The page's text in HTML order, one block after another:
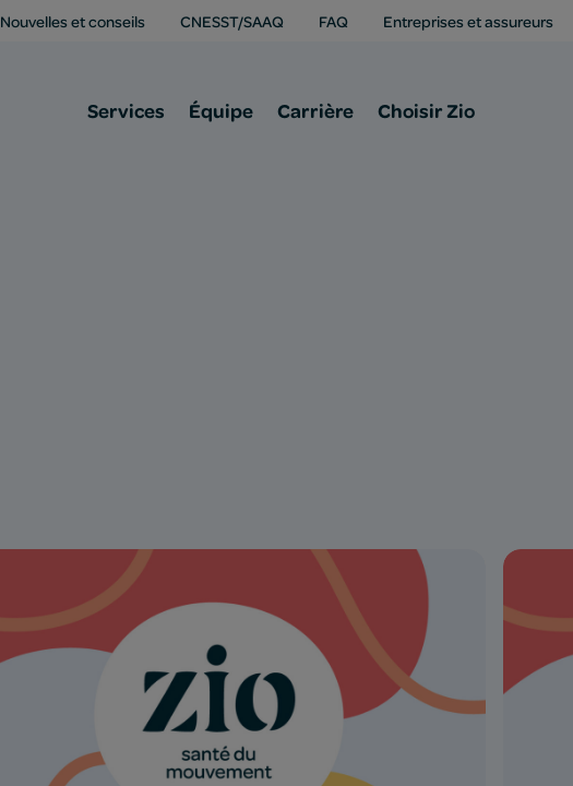
Nouvelles et conseils CNESST/SAAQ FAQ Entreprises et assureurs
Services Équipe Carrière Choisir Zio